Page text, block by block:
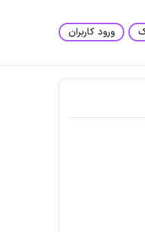
ورود کاربران